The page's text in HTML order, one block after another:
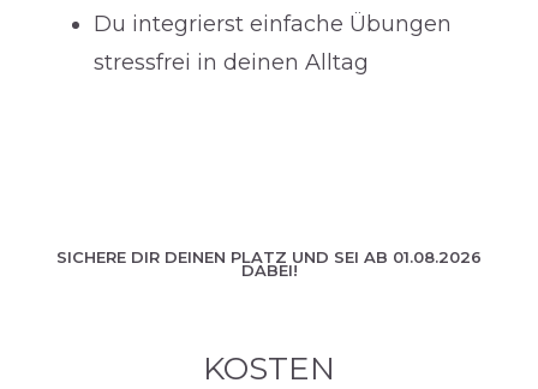
Du integrierst einfache Übungen
stressfrei in deinen Alltag
SICHERE DIR DEINEN PLATZ UND SEI AB 01.08.2026
DABEI!
KOSTEN